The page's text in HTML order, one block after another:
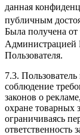
данная
публичным
Была получена от
Администрацией
Пользователя.
7.3.
соблюдение
законов о
охране товарных
ограничиваясь
ответственность